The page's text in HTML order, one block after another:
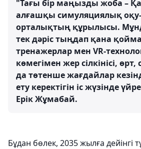
"Тағы бір маңызды жоба –
алғашқы симуляциялық оқу-
орталықтың құрылысы.
тек дәріс тыңдап қана
тренажерлар мен VR-
көмегімен жер сілкінісі,
да төтенше жағдайлар
ету керектігін іс жүзінде
Ерік Жұмабай.
Бұдан бөлек, 2035 жылға дейінгі